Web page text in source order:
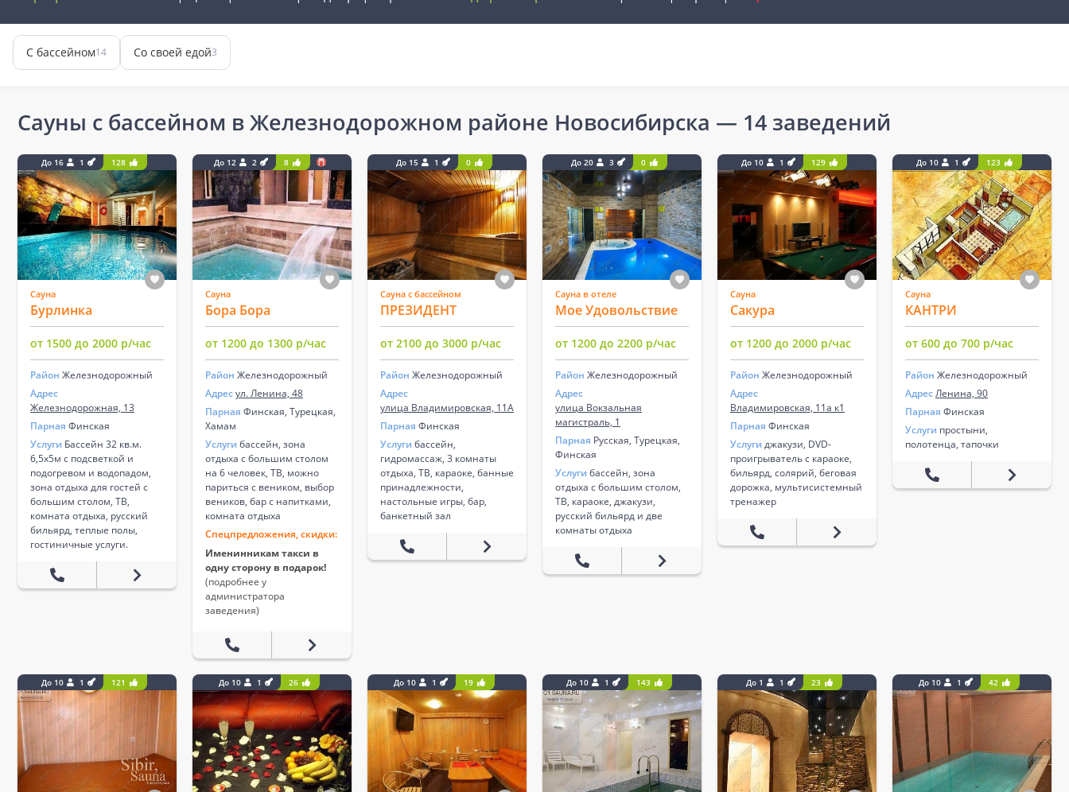
С бассейном14 Со своей едой3
Сауны с бассейном в Железнодорожном районе Новосибирска — 14 заведений
До 16 1 128
Сауна
Бурлинка
от 1500 до 2000 р/час
Район Железнодорожный
Адрес
Железнодорожная, 13
Парная Финская
Услуги Бассейн 32 кв.м.
6,5х5м с подсветкой и
подогревом и водопадом,
зона отдыха для гостей с
большим столом, ТВ,
комната отдыха, русский
бильярд, теплые полы,
гостиничные услуги.
До 12 2 8
Сауна
Бора Бора
от 1200 до 1300 р/час
Район Железнодорожный
Адресул. Ленина, 48
Парная Финская, Турецкая,
Хамам
Услуги бассейн, зона
отдыха с большим столом
на 6 человек, ТВ, можно
париться с веником, выбор
веников, бар с напитками,
комната отдыха
Спецпредложения, скидки:
Именинникам такси в
одну сторону в подарок!
(подробнее у
администратора
заведения)
До 15 1 0
Сауна с бассейном
ПРЕЗИДЕНТ
от 2100 до 3000 р/час
Район Железнодорожный
Адрес
улица Владимировская, 11А
Парная Финская
Услуги бассейн,
гидромассаж, 3 комнаты
отдыха, ТВ, караоке, банные
принадлежности,
настольные игры, бар,
банкетный зал
До 20 3 0
Сауна в отеле
Мое Удовольствие
от 1200 до 2200 р/час
Район Железнодорожный
Адрес
улица Вокзальная
магистраль, 1
Парная Русская, Турецкая,
Финская
Услуги бассейн, зона
отдыха с большим столом,
ТВ, караоке, джакузи,
русский бильярд и две
комнаты отдыха
До 10 1 129
Сауна
Сакура
от 1200 до 2000 р/час
Район Железнодорожный
Адрес
Владимировская, 11а к1
Парная Финская
Услуги джакузи, DVD-
проигрыватель с караоке,
бильярд, солярий, беговая
дорожка, мультисистемный
тренажер
До 10 1 123
Сауна
КАНТРИ
от 600 до 700 р/час
Район Железнодорожный
АдресЛенина, 90
Парная Финская
Услуги простыни,
полотенца, тапочки
До 10 1 121 До 10 1 26 До 10 1 19 До 10 1 143 До 1 1 23 До 10 1 42